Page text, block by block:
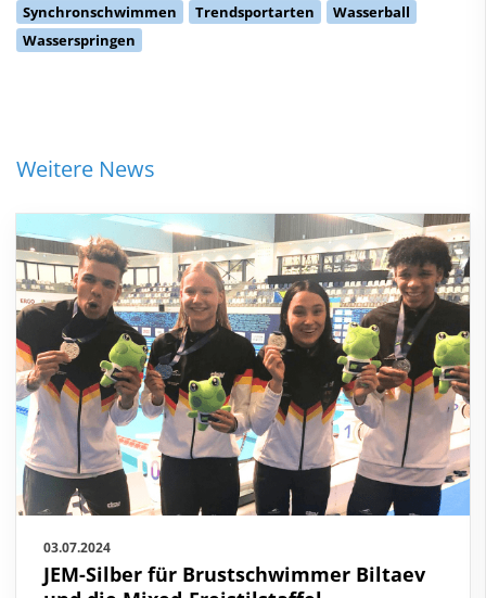
Synchronschwimmen
Trendsportarten
Wasserball
Wasserspringen
Weitere News
03.07.2024
JEM-Silber für Brustschwimmer Biltaev